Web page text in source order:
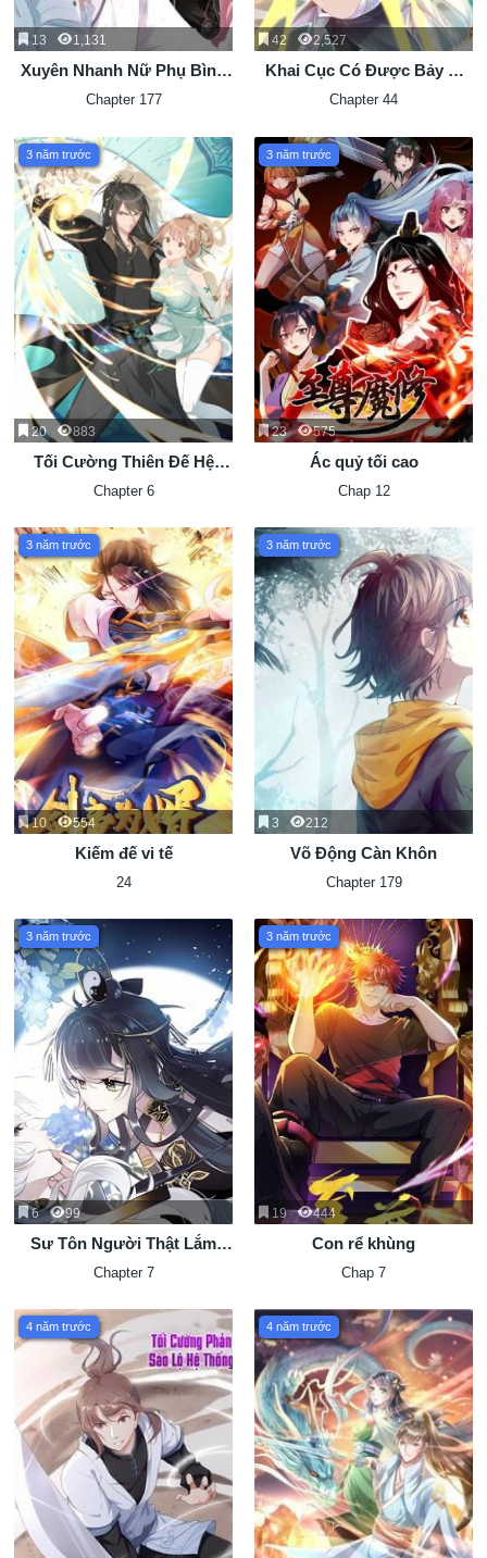
13 1,131
Xuyên Nhanh Nữ Phụ Bình
Tĩnh Chút
Chapter 177
42 2,527
Khai Cục Có Được Bảy Vị
Sư Tỷ Tuyệt Sắc
Chapter 44
3 năm trước
20 883
Tối Cường Thiên Đế Hệ
Thống
Chapter 6
3 năm trước
23 575
Ác quỷ tối cao
Chap 12
3 năm trước
10 554
Kiếm đế vi tế
24
3 năm trước
3 212
Võ Động Càn Khôn
Chapter 179
3 năm trước
6 99
Sư Tôn Người Thật Lắm
Chiêu
Chapter 7
3 năm trước
19 444
Con rể khùng
Chap 7
4 năm trước 4 năm trước